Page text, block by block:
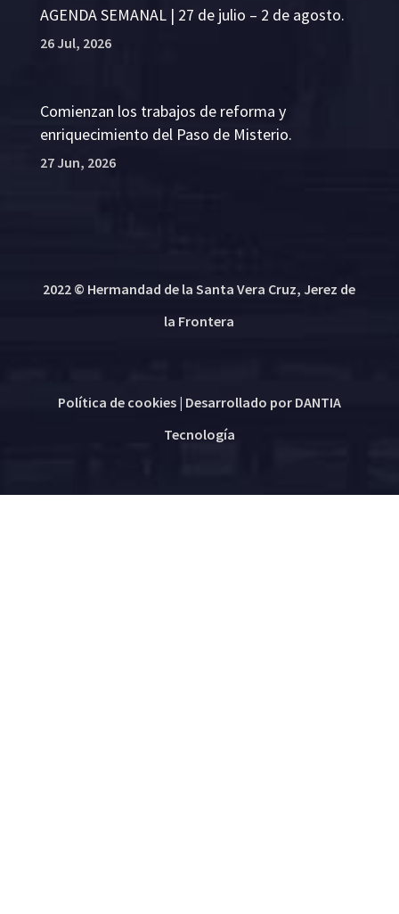
AGENDA SEMANAL | 27 de julio – 2 de agosto.
26 Jul, 2026
Comienzan los trabajos de reforma y
enriquecimiento del Paso de Misterio.
27 Jun, 2026
2022 © Hermandad de la Santa Vera Cruz, Jerez de
la Frontera
Política de cookies| Desarrollado por DANTIA
Tecnología